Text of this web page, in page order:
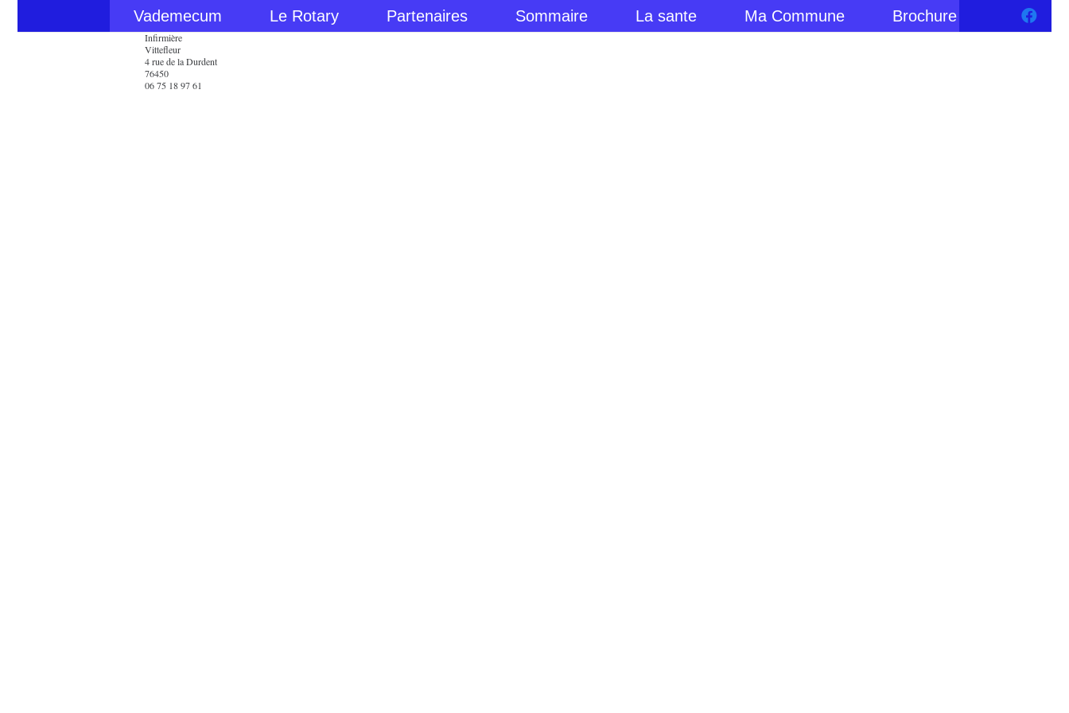
Vademecum Le Rotary Partenaires Sommaire La sante Ma Commune Brochure
Infirmière
Vittefleur
4 rue de la Durdent
76450
06 75 18 97 61